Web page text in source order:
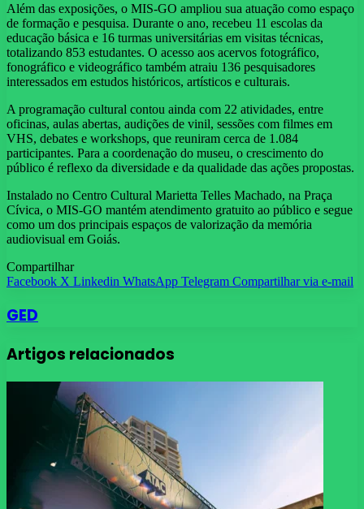
Além das exposições, o MIS-GO ampliou sua atuação como espaço
de formação e pesquisa. Durante o ano, recebeu 11 escolas da
educação básica e 16 turmas universitárias em visitas técnicas,
totalizando 853 estudantes. O acesso aos acervos fotográfico,
fonográfico e videográfico também atraiu 136 pesquisadores
interessados em estudos históricos, artísticos e culturais.
A programação cultural contou ainda com 22 atividades, entre
oficinas, aulas abertas, audições de vinil, sessões com filmes em
VHS, debates e workshops, que reuniram cerca de 1.084
participantes. Para a coordenação do museu, o crescimento do
público é reflexo da diversidade e da qualidade das ações propostas.
Instalado no Centro Cultural Marietta Telles Machado, na Praça
Cívica, o MIS-GO mantém atendimento gratuito ao público e segue
como um dos principais espaços de valorização da memória
audiovisual em Goiás.
Compartilhar
Facebook X Linkedin WhatsApp Telegram Compartilhar via e-mail
GED
Artigos relacionados